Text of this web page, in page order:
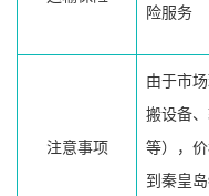
险服务
注意事项
由于市
搬设备
等），
到秦皇